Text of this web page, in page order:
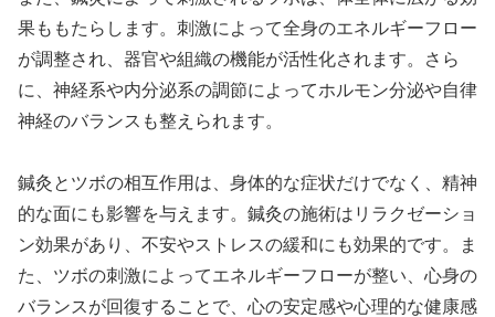
果ももたらします。刺激によって全身のエネルギーフロー
が調整され、器官や組織の機能が活性化されます。さら
に、神経系や内分泌系の調節によってホルモン分泌や自律
神経のバランスも整えられます。
鍼灸とツボの相互作用は、身体的な症状だけでなく、精神
的な面にも影響を与えます。鍼灸の施術はリラクゼーショ
ン効果があり、不安やストレスの緩和にも効果的です。ま
た、ツボの刺激によってエネルギーフローが整い、心身の
バランスが回復することで、心の安定感や心理的な健康感